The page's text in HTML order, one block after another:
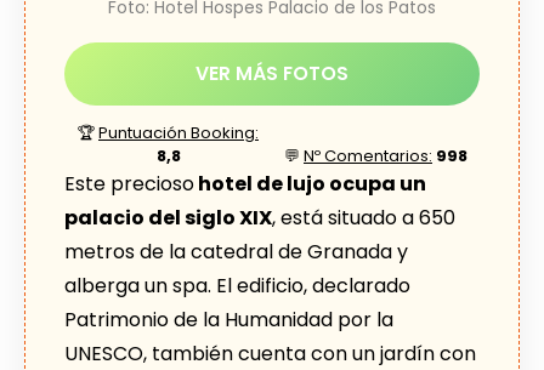
Foto: Hotel Hospes Palacio de los Patos
VER MÁS FOTOS
🏆Puntuación Booking:
8,8
💬 Nº Comentarios: 998
Este preciosohotel de lujo ocupa un
palacio del siglo XIX, está situado a 650
metros de la catedral de Granada y
alberga un spa. El edificio, declarado
Patrimonio de la Humanidad por la
UNESCO, también cuenta con un jardín con